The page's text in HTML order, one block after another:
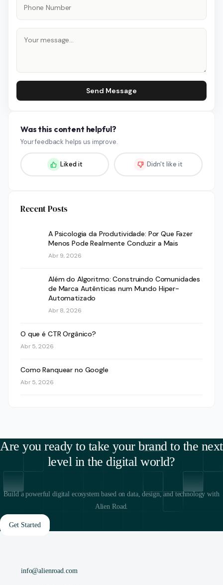
Send Message
Was this content helpful?
Your feedback helps us improve.
Liked it Didn't like it
Recent Posts
A Psicologia da Produtividade: Por Que Fazer
Menos Pode Realmente Conduzir a Mais
Abr 9, 2026
Além do Algoritmo: Construindo Comunidades
de Marca Autênticas num Mundo Hiper-
Automatizado
Abr 8, 2026
O que é CTR Orgânico?
Abr 5, 2026
Como Ranquear no Google
Abr 5, 2026
Are you ready to take your brand to the next
level in the digital world?
Build a powerful digital ecosystem based on data, design, and technology with
Alien Road.
Get Started
info@alienroad.com